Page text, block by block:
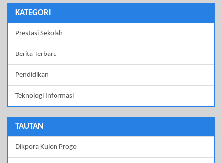
KATEGORI
Prestasi Sekolah
Berita Terbaru
Pendidikan
Teknologi Informasi
TAUTAN
Dikpora Kulon Progo